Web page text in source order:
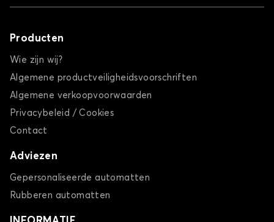
Producten
Wie zijn wij?
Algemene productveiligheidsvoorschriften
Algemene verkoopvoorwaarden
Privacybeleid / Cookies
Contact
Adviezen
Gepersonaliseerde automatten
Rubberen automatten